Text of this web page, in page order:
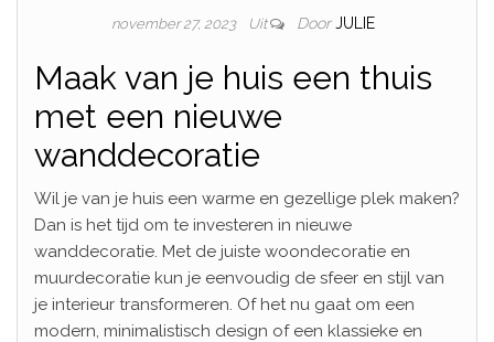
november 27, 2023 Uit Door JULIE
Maak van je huis een thuis
met een nieuwe
wanddecoratie
Wil je van je huis een warme en gezellige plek maken?
Dan is het tijd om te investeren in nieuwe
wanddecoratie. Met de juiste woondecoratie en
muurdecoratie kun je eenvoudig de sfeer en stijl van
je interieur transformeren. Of het nu gaat om een
modern, minimalistisch design of een klassieke en